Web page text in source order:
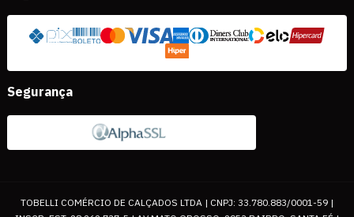
Segurança
TOBELLI COMÉRCIO DE CALÇADOS LTDA | CNPJ: 33.780.883/0001-59 |